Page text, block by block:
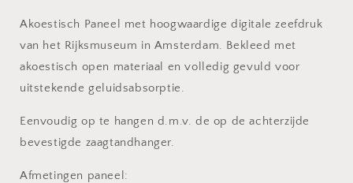
-
Rijks
-
Rijks
Akoestisch Paneel met hoogwaardige digitale zeefdruk
van het Rijksmuseum in Amsterdam. Bekleed met
akoestisch open materiaal en volledig gevuld voor
uitstekende geluidsabsorptie.
Eenvoudig op te hangen d.m.v. de op de achterzijde
bevestigde zaagtandhanger.
Afmetingen paneel: